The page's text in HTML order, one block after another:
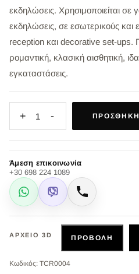
εκδηλώσεις. Χρησιμοποιείται σε
εκδηλώσεις, σε εσωτερικούς
reception και decorative set-ups.
ρομαντική, κλασική αισθητική,
εγκαταστάσεις.
+ 1 -
Άμεση επικοινωνία
+30 698 224 1089
WhatsApp
Viber Κλήση
ΑΡΧΕΊΟ 3D ΠΡΟΒΟΛΉ
Κωδικός: TCR0004